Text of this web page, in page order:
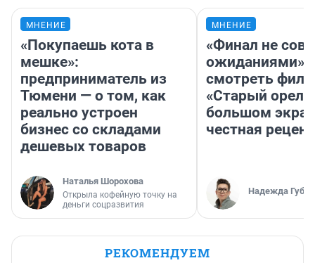
МНЕНИЕ
«Покупаешь кота в
мешке»:
предприниматель из
Тюмени — о том, как
реально устроен
бизнес со складами
дешевых товаров
Наталья Шорохова
Открыла кофейную точку на
деньги соцразвития
МНЕНИЕ
«Финал не
ожиданиями»:
смотреть
«Старый орел»
большом
честная
Надежда
РЕКОМЕНДУЕМ